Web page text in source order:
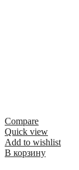
Compare
Quick view
Add to wishlist
В корзину